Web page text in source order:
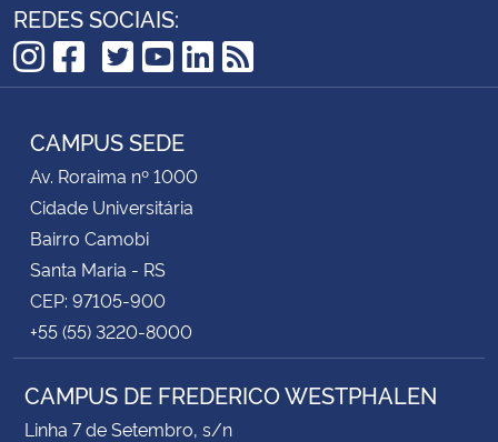
REDES SOCIAIS:
Instagram
Facebook
TikTok
Twitter
YouTube
LinkedIn
RSS
CAMPUS SEDE
Av. Roraima nº 1000
Cidade Universitária
Bairro Camobi
Santa Maria - RS
CEP: 97105-900
+55 (55) 3220-8000
CAMPUS DE FREDERICO WESTPHALEN
Linha 7 de Setembro, s/n